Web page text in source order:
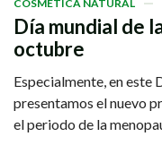
COSMÉTICA NATURAL
Día mundial de
octubre
Especialmente, en este
presentamos el nuevo
el periodo de la